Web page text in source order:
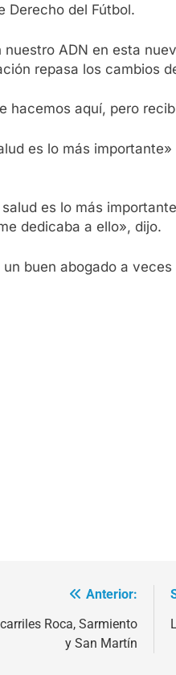
Derecho del Fútbol.
ADN en esta
repasa los cambios
hacemos aquí, pero
es lo más
es lo más
dedicaba a ello», dijo.
buen abogado a
Anterior:
Roca, Sarmiento
y San Martín